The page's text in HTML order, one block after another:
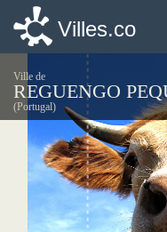
Villes.co
Ville de
REGUENGO
(Portugal)
Villes.co